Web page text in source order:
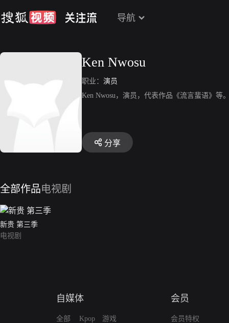
导航
Ken Nwosu
职业： 演员
Ken Nwosu，演员，代表作品《流言蜚语》等
分享
全部作品电视剧
新贵 第三季
电视剧
自媒体
全部
Kpop
游戏
会员
会员特权